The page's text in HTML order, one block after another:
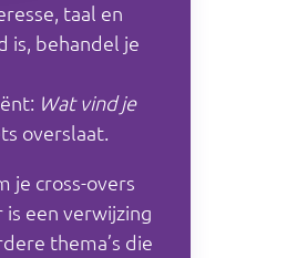
taal en
is, behandel je
Wat vind je
overslaat.
je cross-overs
is een verwijzing
thema’s die